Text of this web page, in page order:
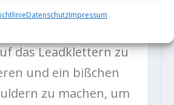
DatenschutzImpressum
Bouldern ist meine
das Leadklettern zu
und ein bißchen
zu machen, um